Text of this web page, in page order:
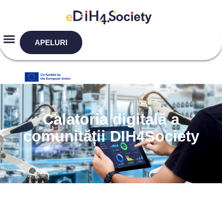
APELURI
Calatoria digitală a
comunității DIH4Society